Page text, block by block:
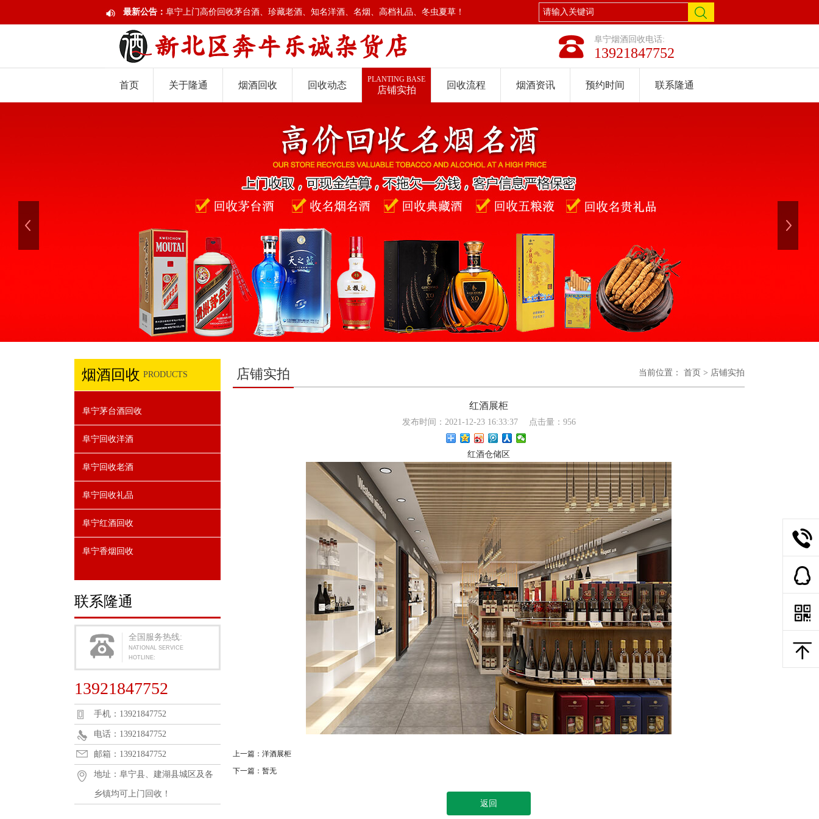
最新公告： 阜宁上门高价回收茅台酒、珍藏老酒、知名洋酒、名烟、高档礼品、冬虫夏草！
阜宁烟酒回收电话:
13921847752
首页 关于隆通 烟酒回收 回收动态
PLANTING BASE
店铺实拍 回收流程 烟酒资讯 预约时间 联系隆通
烟酒回收 PRODUCTS
阜宁茅台酒回收
阜宁回收洋酒
阜宁回收老酒
阜宁回收礼品
阜宁红酒回收
阜宁香烟回收
联系隆通
全国服务热线:
NATIONAL SERVICE
HOTLINE:
13921847752
手机：13921847752
电话：13921847752
邮箱：13921847752
地址：阜宁县、建湖县城区及各
乡镇均可上门回收！
店铺实拍 当前位置： 首页 > 店铺实拍
红酒展柜
发布时间：2021-12-23 16:33:37 点击量： 956
红酒仓储区
上一篇： 洋酒展柜
下一篇：暂无
返回